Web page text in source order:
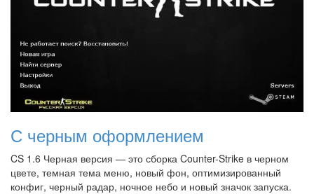
С черным оформлением
CS 1.6 Черная версия — это сборка Counter-Strike в черном
цвете, темная тема меню, новый фон, оптимизированный
конфиг, черный радар, ночное небо и новый значок запуска.